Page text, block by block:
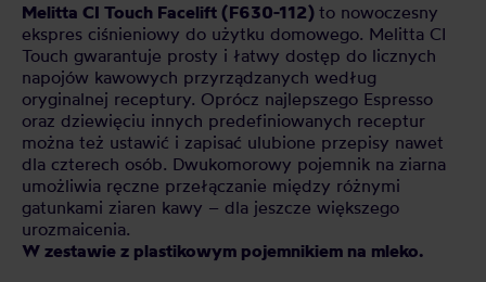
Melitta CI Touch Facelift (F630-112) to nowoczesny
ekspres ciśnieniowy do użytku domowego. Melitta CI
Touch gwarantuje prosty i łatwy dostęp do licznych
napojów kawowych przyrządzanych według
oryginalnej receptury. Oprócz najlepszego Espresso
oraz dziewięciu innych predefiniowanych receptur
można też ustawić i zapisać ulubione przepisy nawet
dla czterech osób. Dwukomorowy pojemnik na ziarna
umożliwia ręczne przełączanie między różnymi
gatunkami ziaren kawy – dla jeszcze większego
urozmaicenia.
W zestawie z plastikowym pojemnikiem na mleko.